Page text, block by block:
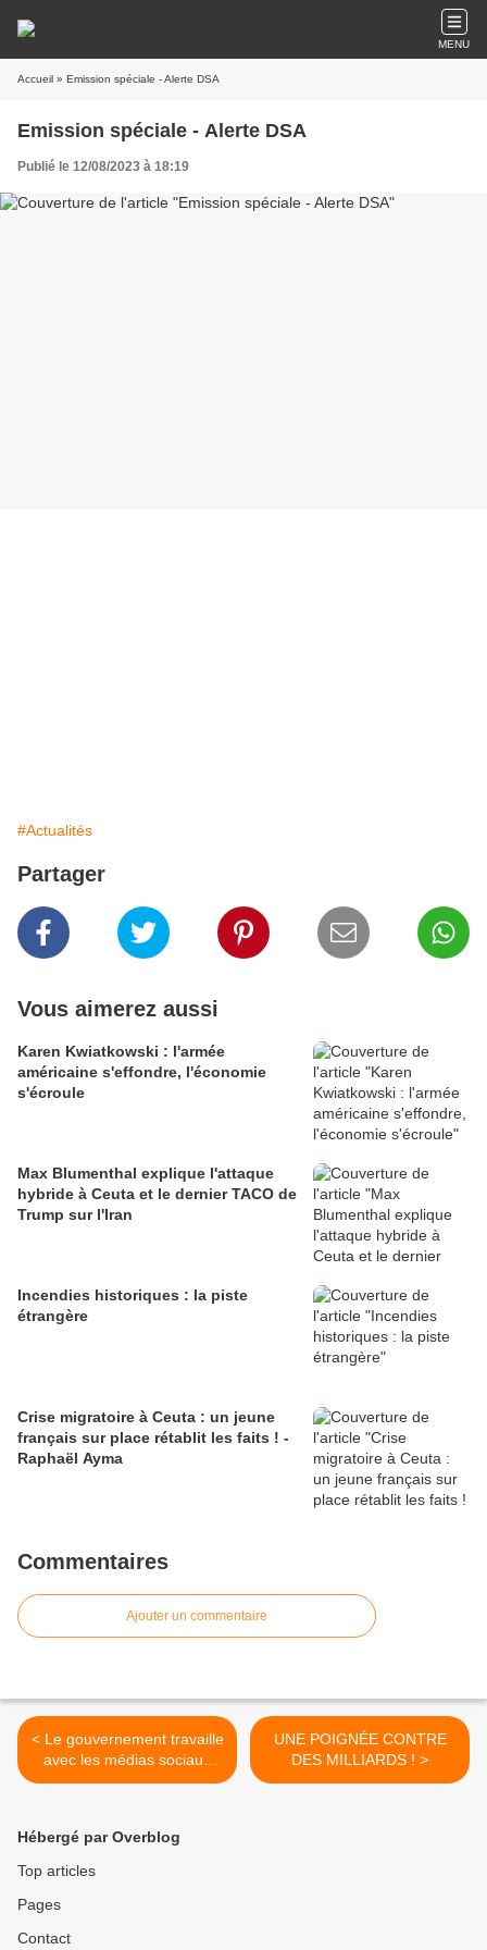
MENU
Accueil » Emission spéciale - Alerte DSA
Emission spéciale - Alerte DSA
Publié le 12/08/2023 à 18:19
#Actualités
Partager
Vous aimerez aussi
Karen Kwiatkowski : l'armée
américaine s'effondre, l'économie
s'écroule
Max Blumenthal explique l'attaque
hybride à Ceuta et le dernier TACO de
Trump sur l'Iran
Incendies historiques : la piste
étrangère
Crise migratoire à Ceuta : un jeune
français sur place rétablit les faits ! -
Raphaël Ayma
Commentaires
Ajouter un commentaire
< Le gouvernement travaille
avec les médias sociaux
pour amplifier les
UNE POIGNÉE CONTRE
DES MILLIARDS ! >
Hébergé par Overblog
Top articles
Pages
Contact